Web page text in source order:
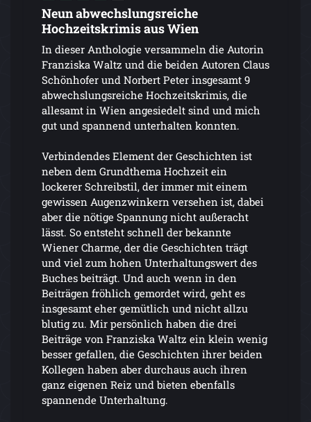
Neun abwechslungsreiche
Hochzeitskrimis aus Wien
In dieser Anthologie versammeln die Autorin
Franziska Waltz und die beiden Autoren Claus
Schönhofer und Norbert Peter insgesamt 9
abwechslungsreiche Hochzeitskrimis, die
allesamt in Wien angesiedelt sind und mich
gut und spannend unterhalten konnten.
Verbindendes Element der Geschichten ist
neben dem Grundthema Hochzeit ein
lockerer Schreibstil, der immer mit einem
gewissen Augenzwinkern versehen ist, dabei
aber die nötige Spannung nicht außeracht
lässt. So entsteht schnell der bekannte
Wiener Charme, der die Geschichten trägt
und viel zum hohen Unterhaltungswert des
Buches beiträgt. Und auch wenn in den
Beiträgen fröhlich gemordet wird, geht es
insgesamt eher gemütlich und nicht allzu
blutig zu. Mir persönlich haben die drei
Beiträge von Franziska Waltz ein klein wenig
besser gefallen, die Geschichten ihrer beiden
Kollegen haben aber durchaus auch ihren
ganz eigenen Reiz und bieten ebenfalls
spannende Unterhaltung.